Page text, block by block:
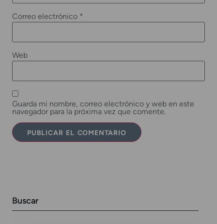
Correo electrónico *
Web
Guarda mi nombre, correo electrónico y web en este
navegador para la próxima vez que comente.
Buscar